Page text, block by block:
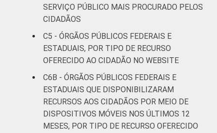
SERVIÇO PÚBLICO MAIS PROCURADO PELOS
CIDADÃOS
C5 - ÓRGÃOS PÚBLICOS FEDERAIS E
ESTADUAIS, POR TIPO DE RECURSO
OFERECIDO AO CIDADÃO NO WEBSITE
C6B - ÓRGÃOS PÚBLICOS FEDERAIS E
ESTADUAIS QUE DISPONIBILIZARAM
RECURSOS AOS CIDADÃOS POR MEIO DE
DISPOSITIVOS MÓVEIS NOS ÚLTIMOS 12
MESES, POR TIPO DE RECURSO OFERECIDO